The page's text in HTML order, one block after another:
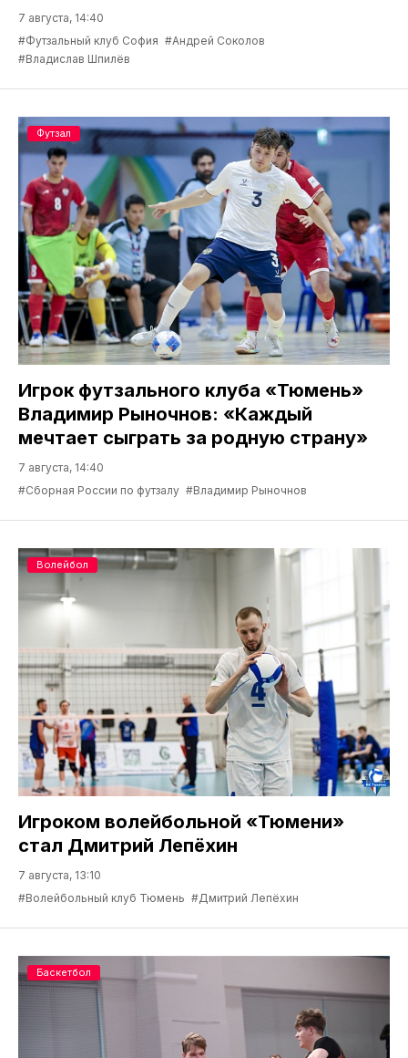
7 августа, 14:40
#Футзальный клуб София #Андрей Соколов
#Владислав Шпилёв
Игрок футзального клуба «Тюмень»
Владимир Рыночнов: «Каждый
мечтает сыграть за родную страну»
7 августа, 14:40
#Сборная России по футзалу #Владимир Рыночнов
Футзал
Игроком волейбольной «Тюмени»
стал Дмитрий Лепёхин
7 августа, 13:10
#Волейбольный клуб Тюмень #Дмитрий Лепёхин
Волейбол
Баскетбол